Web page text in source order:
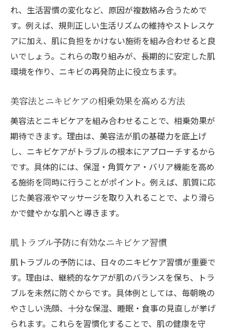
れ、生活習慣の変化など、原因が複数絡み合うためで
す。例えば、規則正しい生活リズムの維持やストレスケ
アに加え、肌に負担をかけない施術を組み合わせると良
いでしょう。これらの取り組みが、長期的に安定した肌
環境を作り、ニキビの再発防止に役立ちます。
美容法とニキビケアの相乗効果を高める方法
美容法とニキビケアを組み合わせることで、相乗効果が
期待できます。理由は、美容法が肌の基礎力を底上げ
し、ニキビケアがトラブルの根本にアプローチするから
です。具体的には、保湿・角質ケア・バリア機能を高め
る施術を同時に行うことがポイント。例えば、肌質に応
じた美容液やマッサージを取り入れることで、より滑ら
かで健やかな肌へと導きます。
肌トラブル予防に有効なニキビケア習慣
肌トラブルの予防には、日々のニキビケア習慣が重要で
す。理由は、継続的なケアが肌のバランスを保ち、トラ
ブルを未然に防ぐからです。具体例としては、毎朝晩の
やさしい洗顔、十分な保湿、睡眠・食事の見直しが挙げ
られます。これらを習慣化することで、肌の健康を守